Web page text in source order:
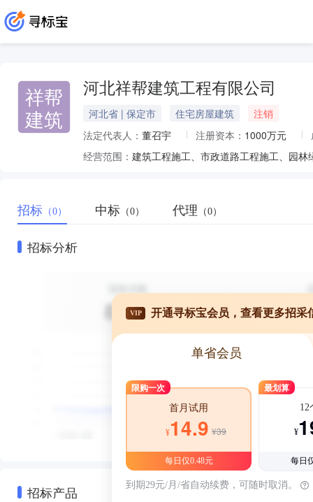
祥帮
建筑
河北祥帮建筑工程有限公司
河北省 | 保定市 住宅房屋建筑
注销
法定代表人： 董召宇 注册资本： 1000万元
经营范围：
招标 （0） 中标 （0） 代理 （0）
招标分析
招标产品
VIP 开通寻标宝会员，查看更多招采
单省会员
限购一次
首月试用
¥14.9 ¥39
每日仅0.48元
最划算
12
¥
每日
到期29元/月/省自动续费，可随时取消。